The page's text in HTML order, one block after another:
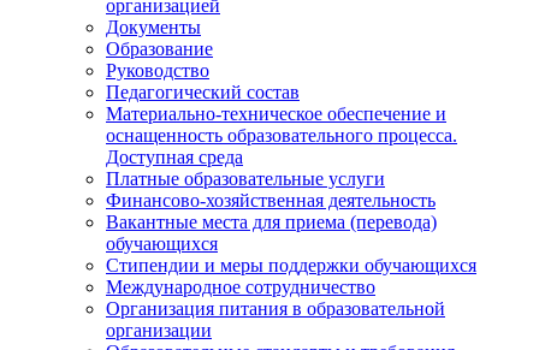
организацией
Документы
Образование
Руководство
Педагогический состав
Материально-техническое обеспечение и
оснащенность образовательного процесса.
Доступная среда
Платные образовательные услуги
Финансово-хозяйственная деятельность
Вакантные места для приема (перевода)
обучающихся
Стипендии и меры поддержки обучающихся
Международное сотрудничество
Организация питания в образовательной
организации